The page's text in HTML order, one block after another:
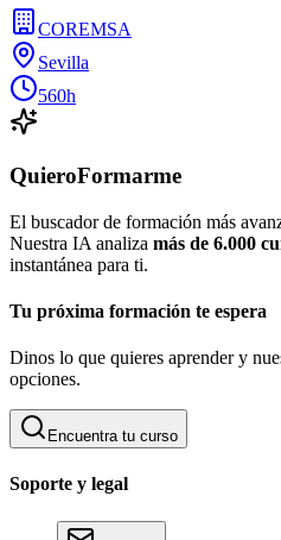
COREMSA
Sevilla
560h
QuieroFormarme
El buscador de formación más
Nuestra IA analiza más de 6.000
instantánea para ti.
Tu próxima formación te espera
Dinos lo que quieres aprender y
opciones.
Encuentra tu curso
Soporte y legal